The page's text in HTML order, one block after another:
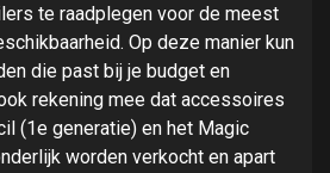
te raadplegen voor de meest
Op deze manier kun
die past bij je budget en
rekening mee dat accessoires
(1e generatie) en het Magic
worden verkocht en apart